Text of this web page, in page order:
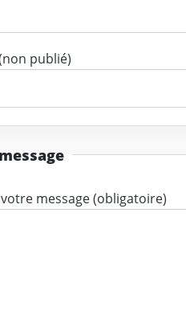
publié)
Texte de votre message (obligatoire)